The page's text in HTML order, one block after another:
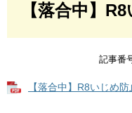
【落合中】
記事番
【落合中】R8いじめ